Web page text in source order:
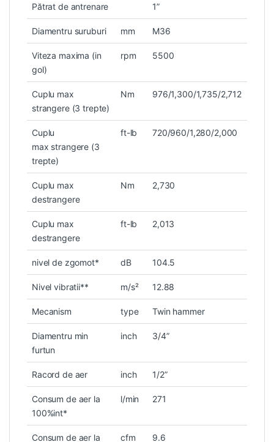
Pătrat de antrenare 1”
Diamentru suruburi mm M36
Viteza maxima (in
gol)
rpm 5500
Cuplu max
strangere (3 trepte)
Nm 976/1,300/1,735/2,712
Cuplu
max strangere (3
trepte)
ft-lb 720/960/1,280/2,000
Cuplu max
destrangere
Nm 2,730
Cuplu max
destrangere
ft-lb 2,013
nivel de zgomot* dB 104.5
Nivel vibratii** m/s² 12.88
Mecanism type Twin hammer
Diamentru min
furtun
inch 3/4”
Racord de aer inch 1/2”
Consum de aer la
100%int*
l/min 271
Consum de aer la cfm 9.6